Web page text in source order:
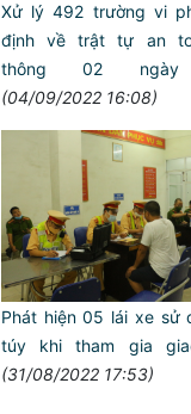
Xử lý 492 trường vi
định về trật tự an
thông 02 ngày
(04/09/2022 16:08)
Phát hiện 05 lái xe sử
túy khi tham gia
(31/08/2022 17:53)